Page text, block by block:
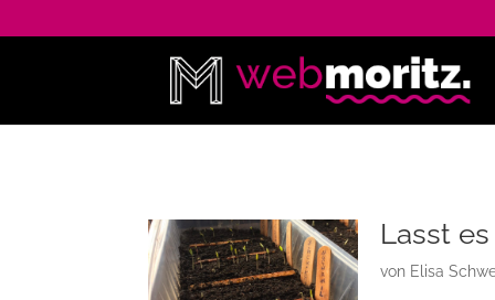
Lasst
von Elisa